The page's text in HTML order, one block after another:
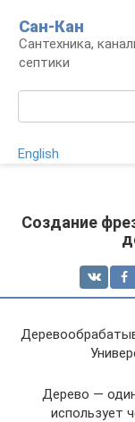
контенту
Сан-Кан
Сантехника,
септики
English
Создание
Дерево —
использует